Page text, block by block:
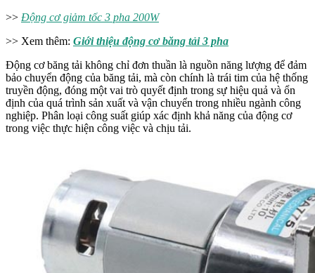
>> Động cơ giảm tốc 3 pha 200W
>> Xem thêm: Giới thiệu động cơ băng tải 3 pha
Động cơ băng tải không chỉ đơn thuần là nguồn năng lượng để đảm
bảo chuyển động của băng tải, mà còn chính là trái tim của hệ thống
truyền động, đóng một vai trò quyết định trong sự hiệu quả và ổn
định của quá trình sản xuất và vận chuyển trong nhiều ngành công
nghiệp. Phân loại công suất giúp xác định khả năng của động cơ
trong việc thực hiện công việc và chịu tải.